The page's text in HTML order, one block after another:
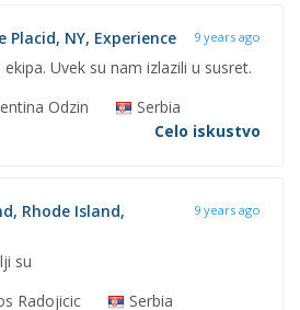
Placid, NY, Experience 9 years ago
Uvek su nam izlazili u susret.
Odzin
Serbia
Celo iskustvo
Rhode Island,
9 years ago
su
Radojicic
Serbia